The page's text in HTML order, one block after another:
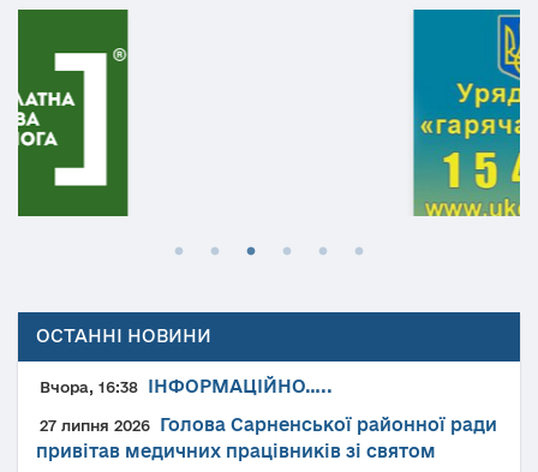
ОСТАННІ НОВИНИ
Вчора, 16:38 ІНФОРМАЦІЙНО…..
27 липня 2026
Голова Сарненської районної ради
привітав медичних працівників зі святом